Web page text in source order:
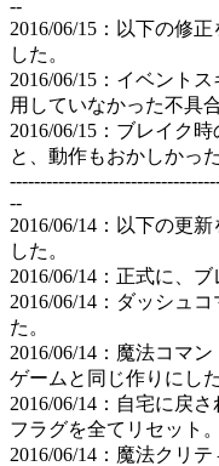
--
2016/06/15：以下の修
した。
2016/06/15：イベント
用していなかった不具
2016/06/15：ブレイク
と、動作もおかしかっ
--
2016/06/14：以下の更
した。
2016/06/14：正式に、
2016/06/14：ダッシュ
た。
2016/06/14：魔法コマ
ゲームと同じ作りにし
2016/06/14：自宅に戻
フラグを全てリセット。
2016/06/14：魔法クリ